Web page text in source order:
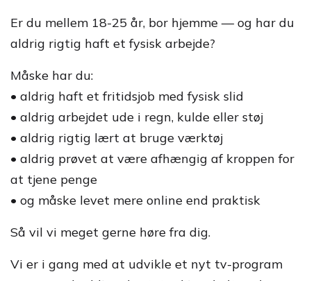
Er du mellem 18-25 år, bor hjemme — og har du
aldrig rigtig haft et fysisk arbejde?
Måske har du:
• aldrig haft et fritidsjob med fysisk slid
• aldrig arbejdet ude i regn, kulde eller støj
• aldrig rigtig lært at bruge værktøj
• aldrig prøvet at være afhængig af kroppen for
at tjene penge
• og måske levet mere online end praktisk
Så vil vi meget gerne høre fra dig.
Vi er i gang med at udvikle et nyt tv-program